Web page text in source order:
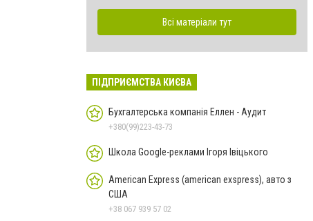
Всі матеріали тут
ПІДПРИЄМСТВА КИЄВА
Бухгалтерська компанія Еллен - Аудит
+380(99)223-43-73
Школа Google-реклами Ігоря Івіцького
American Express (american exspress), авто з
США
+38 067 939 57 02